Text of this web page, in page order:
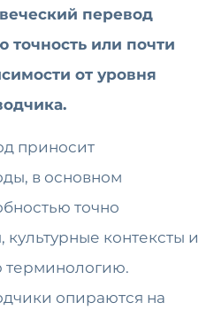
перевод
точность или почти
от уровня
приносит
в основном
точно
контексты и
терминологию.
опираются на